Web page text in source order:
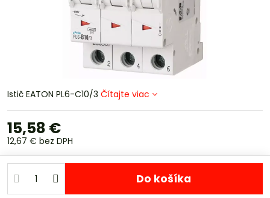
Istič EATON PL6-C10/3 Čítajte viac
15,58 €
12,67 € bez DPH
Do košíka